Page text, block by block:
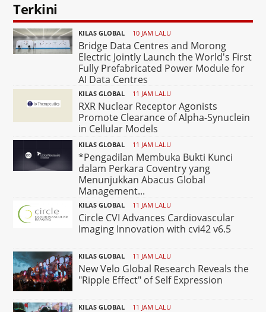
Terkini
KILAS GLOBAL 10 JAM LALU
Bridge Data Centres and Morong
Electric Jointly Launch the World's First
Fully Prefabricated Power Module for
AI Data Centres
KILAS GLOBAL 11 JAM LALU
RXR Nuclear Receptor Agonists
Promote Clearance of Alpha-Synuclein
in Cellular Models
KILAS GLOBAL 11 JAM LALU
*Pengadilan Membuka Bukti Kunci
dalam Perkara Coventry yang
Menunjukkan Abacus Global
Management...
KILAS GLOBAL 11 JAM LALU
Circle CVI Advances Cardiovascular
Imaging Innovation with cvi42 v6.5
KILAS GLOBAL 11 JAM LALU
New Velo Global Research Reveals the
"Ripple Effect" of Self Expression
KILAS GLOBAL 11 JAM LALU